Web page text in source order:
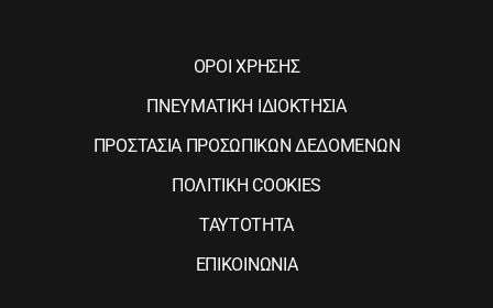
ΟΡΟΙ ΧΡΗΣΗΣ
ΠΝΕΥΜΑΤΙΚΗ ΙΔΙΟΚΤΗΣΙΑ
ΠΡΟΣΤΑΣΙΑ ΠΡΟΣΩΠΙΚΩΝ ΔΕΔΟΜΕΝΩΝ
ΠΟΛΙΤΙΚΗ COOKIES
ΤΑΥΤΟΤΗΤΑ
ΕΠΙΚΟΙΝΩΝΙΑ